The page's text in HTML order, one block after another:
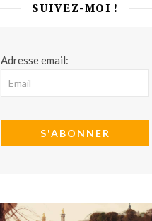
SUIVEZ-MOI !
Adresse email: